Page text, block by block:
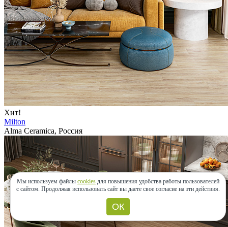
Хит!
Milton
Alma Ceramica, Россия
Мы используем файлы cookies для повышения удобства работы пользователей
с сайтом. Продолжая использовать сайт вы даете свое согласие на эти действия.
ОК